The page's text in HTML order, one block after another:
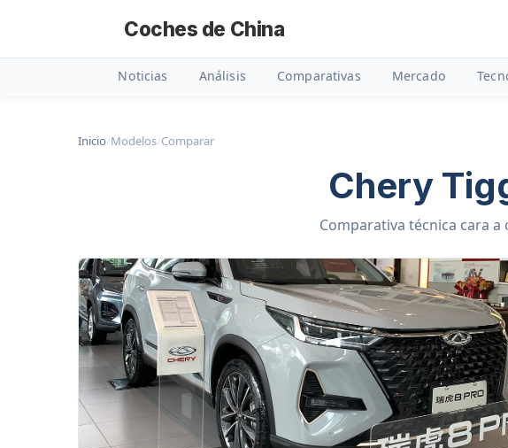
Coches de China
Noticias Análisis Comparativas Mercado
Inicio/Modelos/Comparar
Chery
Comparativa técnica cara